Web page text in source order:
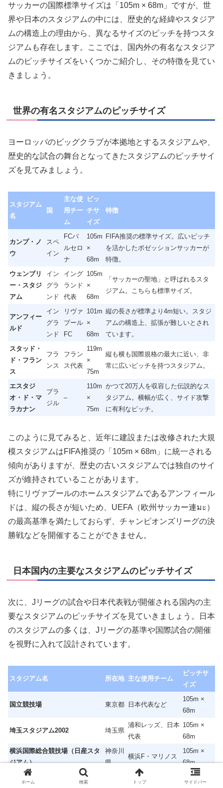
サッカーの国際標準サイズは「105m × 68m」ですが、世
界や日本のスタジアムの中には、歴史的な経緯やスタジア
ムの構造上の理由から、異なるサイズのピッチを持つスタ
ジアムも存在します。ここでは、国内外の有名なスタジア
ムのピッチサイズをいくつかご紹介し、その特徴を見てい
きましょう。
世界の有名スタジアムのピッチサイズ
ヨーロッパのビッグクラブが本拠地とするスタジアムや、
歴史的な試合の舞台となってきたスタジアムのピッチサイ
ズを見てみましょう。
スタジアム
名
国
主な使
用チー
ム
ピッ
チサ
イズ
特徴
カンプ・ノ
ウ
スペ
イン
FCバ
ルセロ
ナ
105m
×
68m
FIFA推奨の標準サイズ。広いピッチ
を活かしたポゼッションサッカーが
特徴。
ウェンブリ
ー・スタジ
アム
イン
グラ
ンド
イング
ランド
代表
105m
×
68m
「サッカーの聖地」と呼ばれるスタ
ジアム。こちらも標準サイズ。
アンフィー
ルド
イン
グラ
ンド
リヴァ
プール
FC
101m
×
68m
縦の長さが標準より4m短い。スタジ
アムの構造上、拡張が難しいとされ
ています。
スタッド・
ド・フラン
ス
フラ
ンス
フラン
ス代表
119m
×
75m
縦も横も国際規格の最大に近い、非
常に広いピッチを持つスタジアム。
エスタジ
オ・ド・マ
ラカナン
ブラ
ジル
–
110m
×
75m
かつて20万人を収容した伝説的なス
タジアム。横幅が広く、サイド攻撃
に有利なピッチ。
このように見てみると、近年に建設または改修された大規
模スタジアムはFIFA推奨の「105m × 68m」に統一される
傾向がありますが、歴史の古いスタジアムでは独自のサイ
ズが維持されていることがあります。
特にリヴァプールのホームスタジアムであるアンフィール
ドは、縦の長さが短いため、UEFA（欧州サッカー連มะ）
の最高基準を満たしておらず、チャンピオンズリーグの決
勝戦などを開催することができません。
日本国内の主要なスタジアムのピッチサイズ
次に、Jリーグの試合や日本代表戦が開催される国内の主
要なスタジアムのピッチサイズを見ていきましょう。日本
のスタジアムの多くは、Jリーグの基準や国際試合の開催
を視野に入れて設計されています。
スタジアム名 所在地 主な使用チーム
ピッチサ
イズ
国立競技場 東京都 日本代表など
105m ×
68m
埼玉スタジアム2002 埼玉県
浦和レッズ、日本
代表
105m ×
68m
横浜国際総合競技場（日産スタ
ジアム）
神奈川
県
横浜F・マリノス
105m ×
68m
茨城県立カシマサッカースタジ
鹿島アントラーズ
115m ×
ホーム 検索 トップ サイドバー